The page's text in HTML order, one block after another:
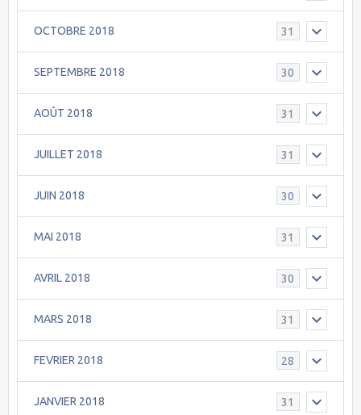
OCTOBRE 2018 31
SEPTEMBRE 2018 30
AOÛT 2018 31
JUILLET 2018 31
JUIN 2018 30
MAI 2018 31
AVRIL 2018 30
MARS 2018 31
FEVRIER 2018 28
JANVIER 2018 31